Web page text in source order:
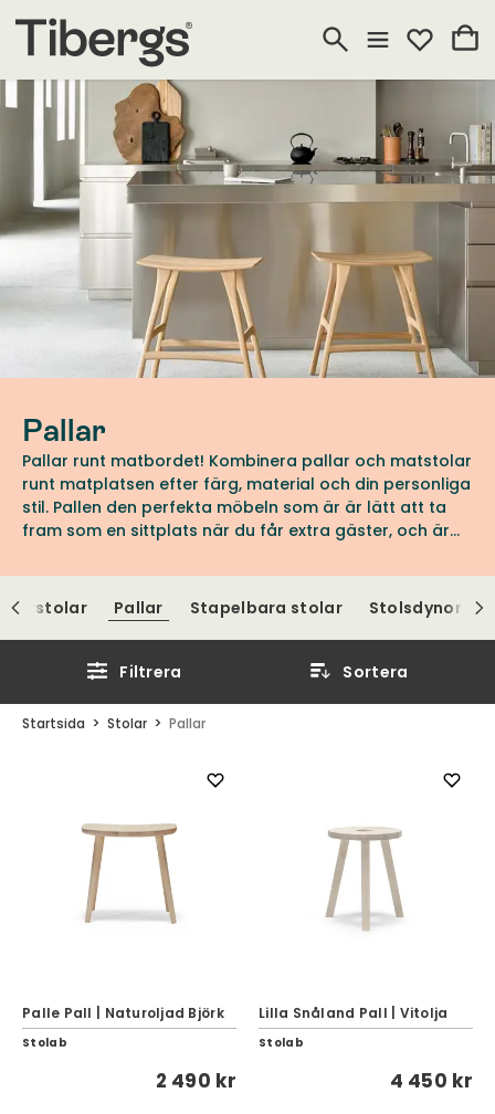
Pallar
Pallar runt matbordet! Kombinera pallar och matstolar
runt matplatsen efter färg, material och din personliga
stil. Pallen den perfekta möbeln som är är lätt att ta
fram som en sittplats när du får extra gäster, och är
Barstolar Pallar Stapelbara stolar Stolsdynor
Filtrera Sortera
Startsida Stolar Pallar
Palle Pall | Naturoljad Björk
Stolab
2 490 kr
Lilla Snåland Pall | Vitolja
Stolab
4 450 kr